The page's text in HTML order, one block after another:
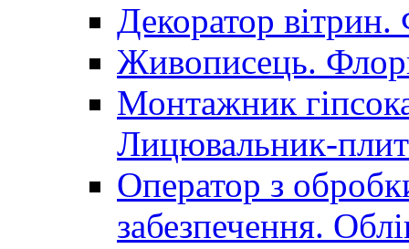
Декоратор вітрин.
Живописець.
Монтажник
Лицювальник-
Оператор з
забезпечення.